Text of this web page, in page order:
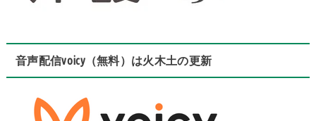
音声配信voicy（無料）は火木土の更新